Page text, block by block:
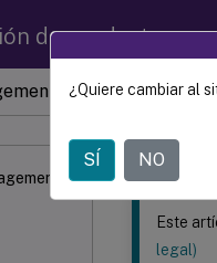
de productos
Este
Este
legal)
¿Quiere cambiar al
SÍ NO